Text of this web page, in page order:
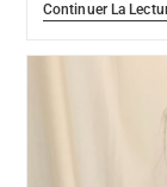
Continuer La